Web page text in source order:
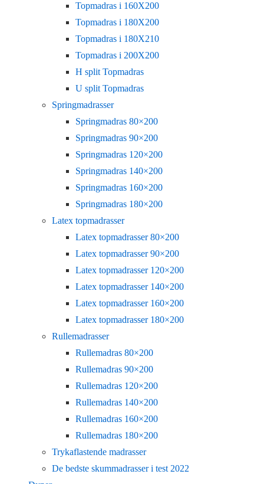
Topmadras i 160X200
Topmadras i 180X200
Topmadras i 180X210
Topmadras i 200X200
H split Topmadras
U split Topmadras
Springmadrasser
Springmadras 80×200
Springmadras 90×200
Springmadras 120×200
Springmadras 140×200
Springmadras 160×200
Springmadras 180×200
Latex topmadrasser
Latex topmadrasser 80×200
Latex topmadrasser 90×200
Latex topmadrasser 120×200
Latex topmadrasser 140×200
Latex topmadrasser 160×200
Latex topmadrasser 180×200
Rullemadrasser
Rullemadras 80×200
Rullemadras 90×200
Rullemadras 120×200
Rullemadras 140×200
Rullemadras 160×200
Rullemadras 180×200
Trykaflastende madrasser
De bedste skummadrasser i test 2022